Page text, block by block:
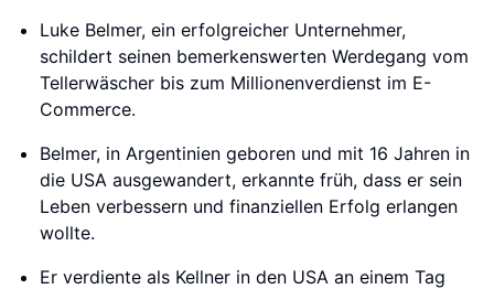
Luke Belmer, ein erfolgreicher Unternehmer,
schildert seinen bemerkenswerten Werdegang vom
Tellerwäscher bis zum Millionenverdienst im E-
Commerce.
Belmer, in Argentinien geboren und mit 16 Jahren in
die USA ausgewandert, erkannte früh, dass er sein
Leben verbessern und finanziellen Erfolg erlangen
wollte.
Er verdiente als Kellner in den USA an einem Tag